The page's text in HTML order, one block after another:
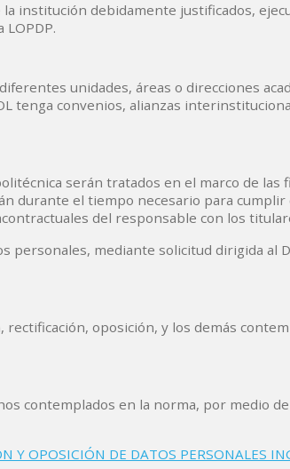
institución debidamente justificados,
unidades, áreas o direcciones
tenga convenios, alianzas
serán tratados en el marco de
durante el tiempo necesario para
del responsable con los
mediante solicitud dirigida al
oposición, y los demás
contemplados en la norma, por medio
OPOSICIÓN DE DATOS PERSONALES